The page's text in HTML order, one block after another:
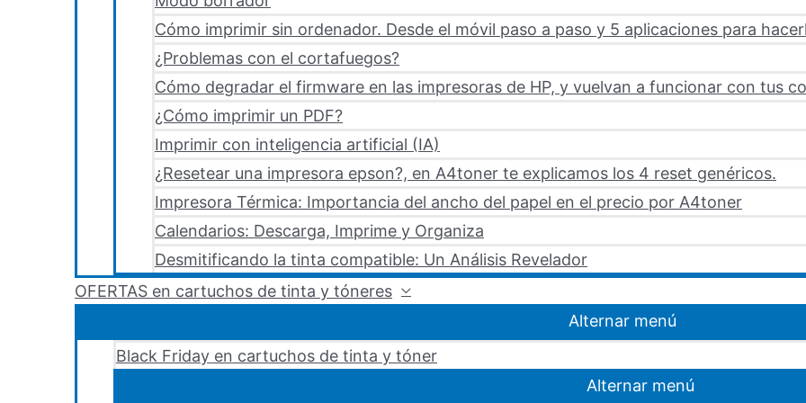
Cómo imprimir sin ordenador. Desde el móvil paso a paso y 5 aplicaciones para
¿Problemas con el cortafuegos?
Cómo degradar el firmware en las impresoras de HP, y vuelvan a funcionar con tus
¿Cómo imprimir un PDF?
Imprimir con inteligencia artificial (IA)
¿Resetear una impresora epson?, en A4toner te explicamos los 4 reset genéricos.
Impresora Térmica: Importancia del ancho del papel en el precio por A4toner
Calendarios: Descarga, Imprime y Organiza
Desmitificando la tinta compatible: Un Análisis Revelador
OFERTAS en cartuchos de tinta y tóneres
Alternar menú
Black Friday en cartuchos de tinta y tóner
Alternar menú